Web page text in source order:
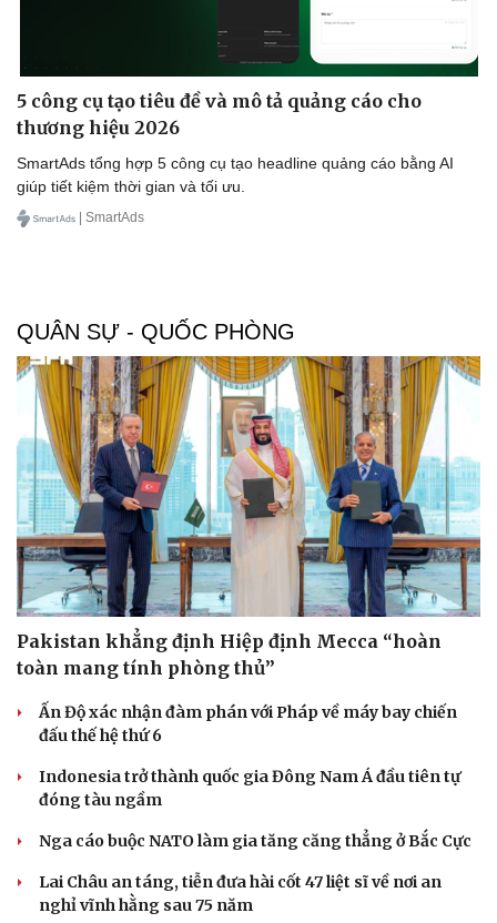
Dinh dưỡng - món ngon
Cây thuốc
Sản phụ khoa
Nhi khoa
Làm đẹp - giảm cân
Phòng mạch online
Nhà đẹp
Tình yêu - Gia đình
5 công cụ tạo tiêu đề và mô tả quảng cáo cho
thương hiệu 2026
SmartAds tổng hợp 5 công cụ tạo headline quảng cáo bằng AI
giúp tiết kiệm thời gian và tối ưu.
| SmartAds
QUÂN SỰ - QUỐC PHÒNG
Pakistan khẳng định Hiệp định Mecca “hoàn
toàn mang tính phòng thủ”
Ấn Độ xác nhận đàm phán với Pháp về máy bay chiến
đấu thế hệ thứ 6
Indonesia trở thành quốc gia Đông Nam Á đầu tiên tự
đóng tàu ngầm
Nga cáo buộc NATO làm gia tăng căng thẳng ở Bắc Cực
Lai Châu an táng, tiễn đưa hài cốt 47 liệt sĩ về nơi an
nghỉ vĩnh hằng sau 75 năm